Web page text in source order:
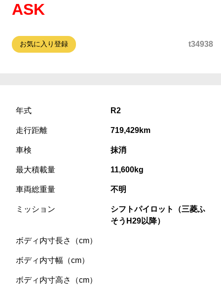
ASK
お気に入り登録 t34938
年式 R2
走行距離 719,429km
車検 抹消
最大積載量 11,600kg
車両総重量 不明
ミッション
シフトパイロット（三菱ふ
そうH29以降）
ボディ内寸長さ（cm）
ボディ内寸幅（cm）
ボディ内寸高さ（cm）